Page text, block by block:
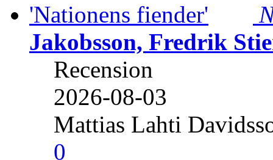
Jakobsson, Fredrik
Recension
2026-08-03
Mattias Lahti
0